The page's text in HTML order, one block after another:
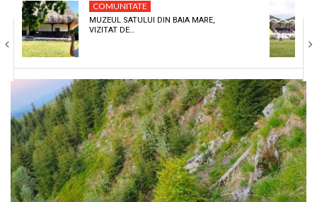
CULTURA
ECONOMIE
SANATATE
SPORT
SPECIAL
POLITIC
LIFE
COMUNITATE
MUZEUL SATULUI DIN BAIA MARE,
VIZITAT DE…